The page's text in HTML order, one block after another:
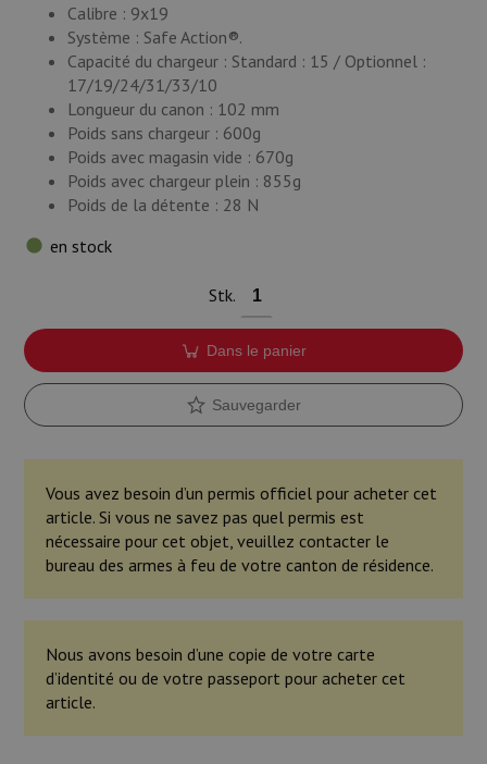
Calibre : 9x19
Système : Safe Action®.
Capacité du chargeur : Standard : 15 / Optionnel :
17/19/24/31/33/10
Longueur du canon : 102 mm
Poids sans chargeur : 600g
Poids avec magasin vide : 670g
Poids avec chargeur plein : 855g
Poids de la détente : 28 N
en stock
Stk.
Dans le panier
Sauvegarder
Vous avez besoin d’un permis officiel pour acheter cet
article. Si vous ne savez pas quel permis est
nécessaire pour cet objet, veuillez contacter le
bureau des armes à feu de votre canton de résidence.
Nous avons besoin d’une copie de votre carte
d’identité ou de votre passeport pour acheter cet
article.